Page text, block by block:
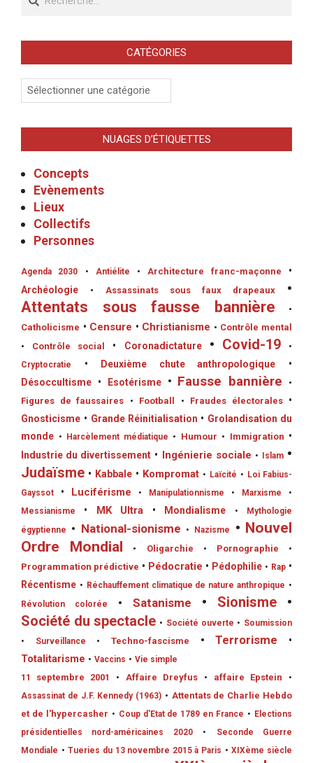
CATÉGORIES
Catégories
NUAGES D’ÉTIQUETTES
Concepts
Evènements
Lieux
Collectifs
Personnes
Agenda 2030 • Antiélite • Architecture franc-maçonne
•
Archéologie
• Assassinats sous faux drapeaux
•
Attentats sous fausse bannière
•
Catholicisme • Censure • Christianisme • Contrôle mental
•
Contrôle social • Coronadictature • Covid-19
•
Cryptocratie
• Deuxième chute anthropologique
•
Désoccultisme
• Esotérisme • Fausse bannière
•
Figures de faussaires
• Football • Fraudes électorales
•
Gnosticisme • Grande Réinitialisation • Grolandisation du
monde • Harcèlement médiatique • Humour • Immigration •
Industrie du divertissement • Ingénierie sociale • Islam •
Judaïsme • Kabbale • Kompromat • Laïcité • Loi Fabius-
Gayssot
• Luciférisme • Manipulationnisme • Marxisme
•
Messianisme
• MK Ultra • Mondialisme •
Mythologie
égyptienne
• National-sionisme • Nazisme • Nouvel
Ordre Mondial
• Oligarchie • Pornographie
•
Programmation prédictive • Pédocratie • Pédophilie • Rap •
Récentisme • Réchauffement climatique de nature anthropique •
Révolution colorée
• Satanisme • Sionisme
•
Société du spectacle • Société ouverte • Soumission
•
Surveillance • Techno-fascisme • Terrorisme
•
Totalitarisme • Vaccins • Vie simple
11 septembre 2001 • Affaire Dreyfus • affaire Epstein
•
Assassinat de J.F. Kennedy (1963) • Attentats de Charlie Hebdo
et de l'hypercasher • Coup d'Etat de 1789 en France • Elections
présidentielles nord-américaines 2020
•
Seconde Guerre
Mondiale • Tueries du 13 novembre 2015 à Paris • XIXème siècle